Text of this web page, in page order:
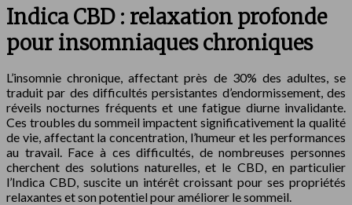
Indica CBD : relaxation profonde
pour insomniaques chroniques
L’insomnie chronique, affectant près de 30% des adultes, se
traduit par des difficultés persistantes d’endormissement, des
réveils nocturnes fréquents et une fatigue diurne invalidante.
Ces troubles du sommeil impactent significativement la qualité
de vie, affectant la concentration, l’humeur et les performances
au travail. Face à ces difficultés, de nombreuses personnes
cherchent des solutions naturelles, et le CBD, en particulier
l’Indica CBD, suscite un intérêt croissant pour ses propriétés
relaxantes et son potentiel pour améliorer le sommeil.